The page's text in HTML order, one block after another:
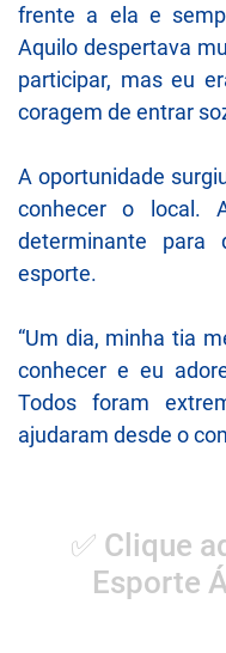
frente a ela e
Aquilo despertava
participar, mas eu
coragem de entrar
A oportunidade
conhecer o local.
determinante para
esporte.
“Um dia, minha tia
conhecer e eu
Todos foram
ajudaram desde o
✅ Clique
Esporte